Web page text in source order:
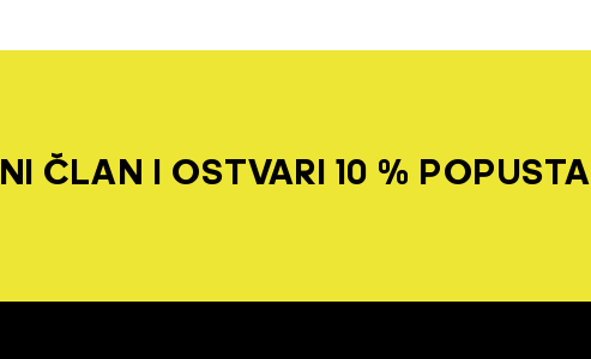
ČLAN I OSTVARI 10 % POPUSTA